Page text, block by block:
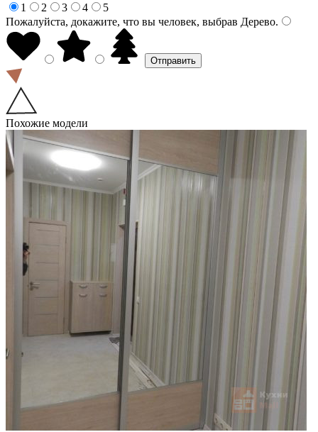
1
2 3 4
5
Пожалуйста, докажите, что вы человек, выбрав Дерево.
Похожие модели